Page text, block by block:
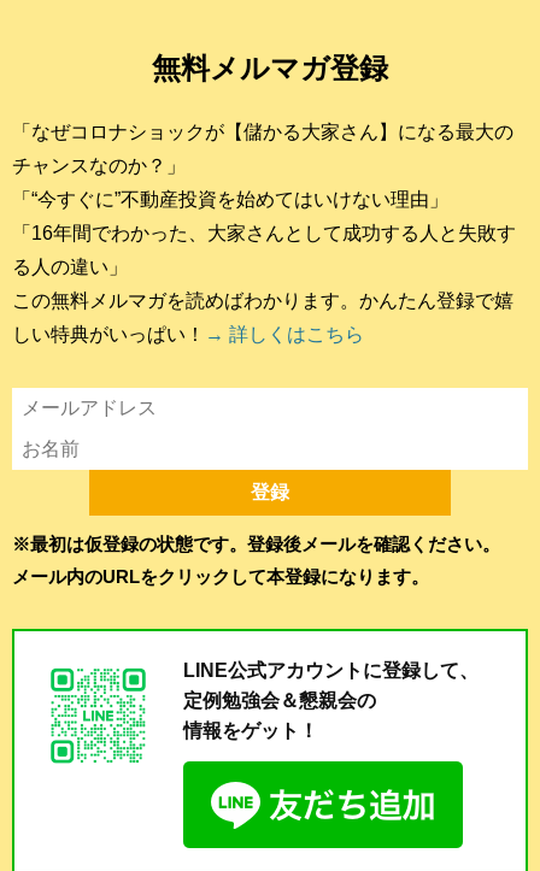
無料メルマガ登録
「なぜコロナショックが【儲かる大家さん】になる最大の
チャンスなのか？」
「“今すぐに”不動産投資を始めてはいけない理由」
「16年間でわかった、大家さんとして成功する人と失敗す
る人の違い」
この無料メルマガを読めばわかります。かんたん登録で嬉
しい特典がいっぱい！ → 詳しくはこちら
※最初は仮登録の状態です。登録後メールを確認ください。
メール内のURLをクリックして本登録になります。
LINE公式アカウントに登録して、
定例勉強会＆懇親会の
情報をゲット！